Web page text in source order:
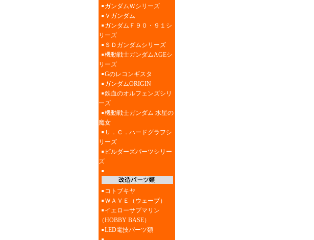
ガンダムＷシリーズ
Ｖガンダム
ガンダムＦ９０・９１シ
リーズ
ＳＤガンダムシリーズ
機動戦士ガンダムAGEシ
リーズ
Gのレコンギスタ
ガンダムORIGIN
鉄血のオルフェンズシリ
ーズ
機動戦士ガンダム 水星の
魔女
Ｕ．Ｃ．ハードグラフシ
リーズ
ビルダーズパーツシリー
ズ
コトブキヤ
ＷＡＶＥ（ウェーブ）
イエローサブマリン
（HOBBY BASE）
LED電技パーツ類